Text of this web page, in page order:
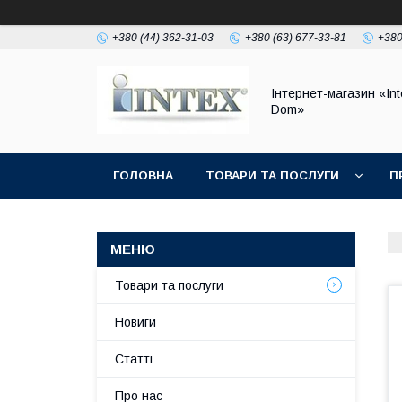
+380 (44) 362-31-03 +380 (63) 677-33-81
Інтернет-магазин
Dom»
ГОЛОВНА ТОВАРИ ТА ПОСЛУГИ
Товари та послуги
Новиги
Статті
Про нас